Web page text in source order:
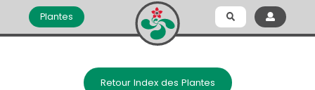
Plantes
Retour Index des Plantes